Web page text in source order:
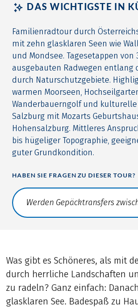
DAS WICHTIGSTE IN
Familienradtour durch
mit zehn glasklaren Seen wie
und Mondsee. Tagesetappen von
ausgebauten Radwegen entlang
durch Naturschutzgebiete.
warmen Moorseen,
Wanderbauerngolf und kulturelle
Salzburg mit Mozarts
Hohensalzburg. Mittleres
bis hügeliger Topographie,
guter Grundkondition.
HABEN SIE FRAGEN ZU DIESER TOUR?
Translate: a11y.faq.search
Was gibt es Schöneres, als mit
durch herrliche Landschaften
zu radeln? Ganz einfach:
glasklaren See. Badespaß zu